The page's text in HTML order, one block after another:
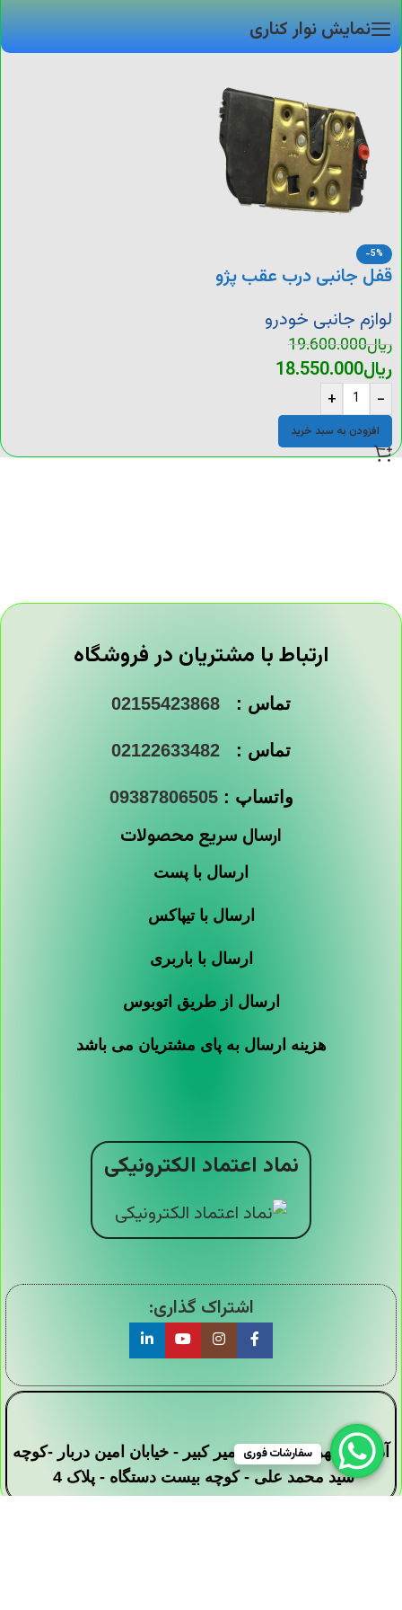
نمایش نوار کناری
-5%
قفل جانبی درب عقب پژو
لوازم جانبی خودرو
ریال19.600.000
ریال18.550.000
-
+
افزودن به سبد خرید
ارتباط با مشتریان در فروشگاه
تماس : 02155423868
تماس : 02122633482
واتساپ :09387806505
ارسال سریع محصولات
ارسال با پست
ارسال با تیپاکس
ارسال با باربری
ارسال از طریق اتوبوس
هزینه ارسال به پای مشتریان می باشد
نماد اعتماد الکترونیکی
اشتراک گذاری:
آدرس : تهران - خیابان امیر کبیر - خیابان امین دربار -کوچه
سید محمد علی - کوچه بیست دستگاه - پلاک 4
سفارشات فوری